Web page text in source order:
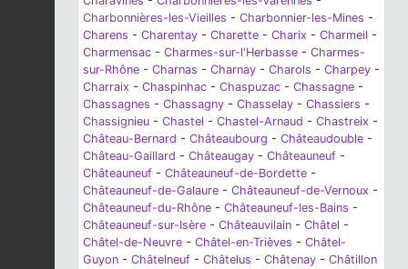
Charbonnières-les-Vieilles - Charbonnier-les-Mines -
Charens - Charentay - Charette - Charix - Charmeil -
Charmensac - Charmes-sur-l'Herbasse - Charmes-
sur-Rhône - Charnas - Charnay - Charols - Charpey -
Charraix - Chaspinhac - Chaspuzac - Chassagne -
Chassagnes - Chassagny - Chasselay - Chassiers -
Chassignieu - Chastel - Chastel-Arnaud - Chastreix -
Château-Bernard - Châteaubourg - Châteaudouble -
Château-Gaillard - Châteaugay - Châteauneuf -
Châteauneuf - Châteauneuf-de-Bordette -
Châteauneuf-de-Galaure - Châteauneuf-de-Vernoux -
Châteauneuf-du-Rhône - Châteauneuf-les-Bains -
Châteauneuf-sur-Isère - Châteauvilain - Châtel -
Châtel-de-Neuvre - Châtel-en-Trièves - Châtel-
Guyon - Châtelneuf - Châtelus - Châtenay - Châtillon